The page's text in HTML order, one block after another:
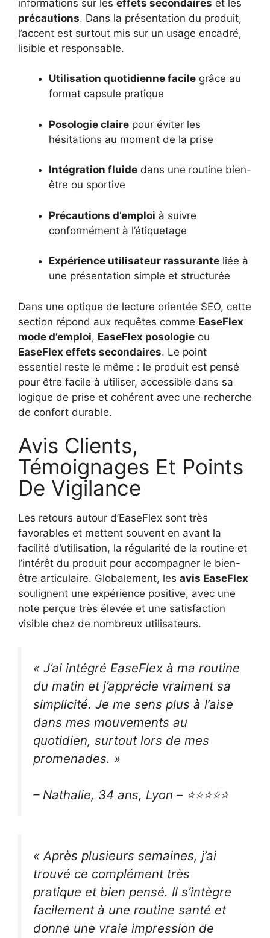
informations sur les effets secondaires et les
précautions. Dans la présentation du produit,
l’accent est surtout mis sur un usage encadré,
lisible et responsable.
Utilisation quotidienne facile grâce au
format capsule pratique
Posologie claire pour éviter les
hésitations au moment de la prise
Intégration fluide dans une routine bien-
être ou sportive
Précautions d’emploi à suivre
conformément à l’étiquetage
Expérience utilisateur rassurante liée à
une présentation simple et structurée
Dans une optique de lecture orientée SEO, cette
section répond aux requêtes comme EaseFlex
mode d’emploi, EaseFlex posologie ou
EaseFlex effets secondaires. Le point
essentiel reste le même : le produit est pensé
pour être facile à utiliser, accessible dans sa
logique de prise et cohérent avec une recherche
de confort durable.
Avis Clients,
Témoignages Et Points
De Vigilance
Les retours autour d’EaseFlex sont très
favorables et mettent souvent en avant la
facilité d’utilisation, la régularité de la routine et
l’intérêt du produit pour accompagner le bien-
être articulaire. Globalement, les avis EaseFlex
soulignent une expérience positive, avec une
note perçue très élevée et une satisfaction
visible chez de nombreux utilisateurs.
« J’ai intégré EaseFlex à ma routine
du matin et j’apprécie vraiment sa
simplicité. Je me sens plus à l’aise
dans mes mouvements au
quotidien, surtout lors de mes
promenades. »
– Nathalie, 34 ans, Lyon – ⭐⭐⭐⭐⭐
« Après plusieurs semaines, j’ai
trouvé ce complément très
pratique et bien pensé. Il s’intègre
facilement à une routine santé et
donne une vraie impression de